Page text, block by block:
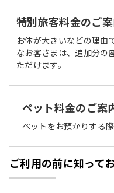
特別旅客料金のご
お体が大きいなどの理由
なお客さまは、追加分の
ただけます。
ペット料金のご案
ペットをお預かりする
ご利用の前に知って